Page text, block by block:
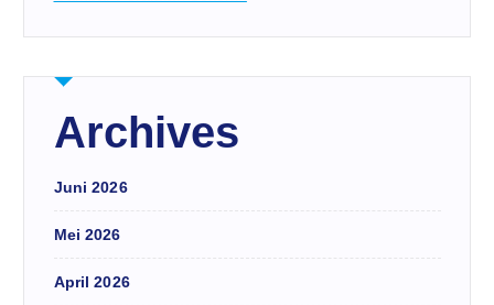
Archives
Juni 2026
Mei 2026
April 2026